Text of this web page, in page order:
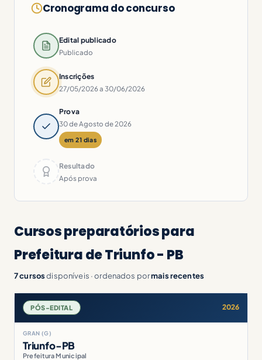
Cronograma do concurso
Edital publicado
Publicado
Inscrições
27/05/2026 a 30/06/2026
Prova
30 de Agosto de 2026
em 21 dias
Resultado
Após prova
Cursos preparatórios para
Prefeitura de Triunfo - PB
7 cursosdisponíveis · ordenados pormais recentes
PÓS-EDITAL 2026
GRAN (G)
Triunfo-PB
Prefeitura Municipal